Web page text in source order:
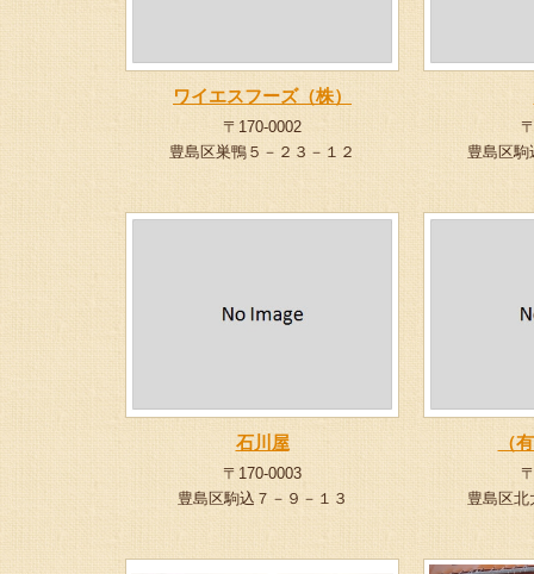
ワイエスフーズ（株）
〒170-0002
豊島区巣鴨５－２３－１２
豊島区
石川屋
〒170-0003
豊島区駒込７－９－１３
（
豊島区北